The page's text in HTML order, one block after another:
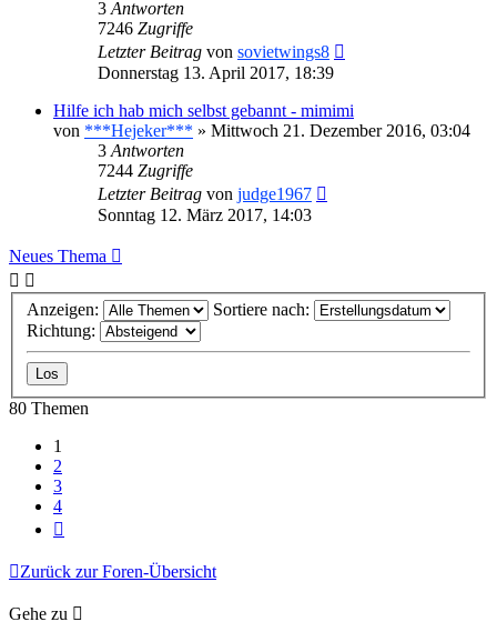
3 Antworten
7246 Zugriffe
Letzter Beitrag von sovietwings8
Donnerstag 13. April 2017, 18:39
Hilfe ich hab mich selbst gebannt - mimimi
von ***Hejeker*** » Mittwoch 21. Dezember 2016, 03:04
3 Antworten
7244 Zugriffe
Letzter Beitrag von judge1967
Sonntag 12. März 2017, 14:03
Neues Thema
Anzeigen:
Sortiere nach:
Richtung:
80 Themen
1
2
3
4
Zurück zur Foren-Übersicht
Gehe zu